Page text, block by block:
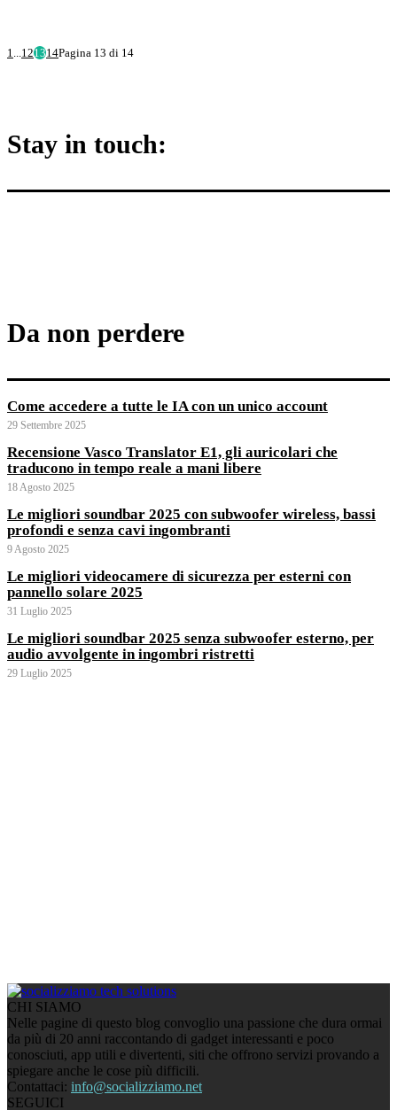
1...121314Pagina 13 di 14
Stay in touch:
Da non perdere
Come accedere a tutte le IA con un unico account
29 Settembre 2025
Recensione Vasco Translator E1, gli auricolari che
traducono in tempo reale a mani libere
18 Agosto 2025
Le migliori soundbar 2025 con subwoofer wireless, bassi
profondi e senza cavi ingombranti
9 Agosto 2025
Le migliori videocamere di sicurezza per esterni con
pannello solare 2025
31 Luglio 2025
Le migliori soundbar 2025 senza subwoofer esterno, per
audio avvolgente in ingombri ristretti
29 Luglio 2025
CHI SIAMO
Nelle pagine di questo blog convoglio una passione che dura ormai
da più di 20 anni raccontando di gadget interessanti e poco
conosciuti, app utili e divertenti, siti che offrono servizi provando a
spiegare anche le cose più difficili.
Contattaci: info@socializziamo.net
SEGUICI